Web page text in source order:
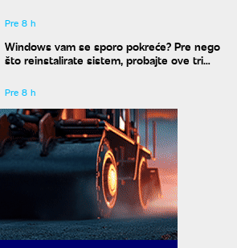
Pre 8 h
Windows vam se sporo pokreće? Pre nego
što reinstalirate sistem, probajte ove tri
Pre 8 h